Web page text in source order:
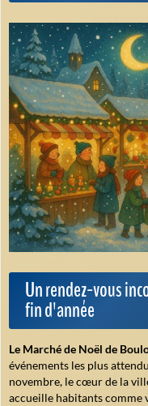
Un rendez-vous
fin d'année
Le Marché de Noël de
événements les plus
novembre, le cœur de la
accueille habitants comme